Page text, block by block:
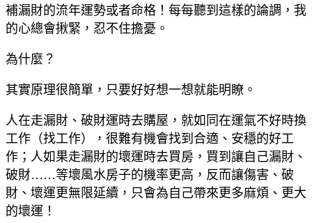
補漏財的流年運勢或者命格！每每聽到這樣的論調，我
的心總會揪緊，忍不住擔憂。
為什麼？
其實原理很簡單，只要好好想一想就能明瞭。
人在走漏財、破財運時去購屋，就如同在運氣不好時換
工作（找工作），很難有機會找到合適、安穩的好工
作；人如果走漏財的壞運時去買房，買到讓自己漏財、
破財……等壞風水房子的機率更高，反而讓傷害、破
財、壞運更無限延續，只會為自己帶來更多麻煩、更大
的壞運！